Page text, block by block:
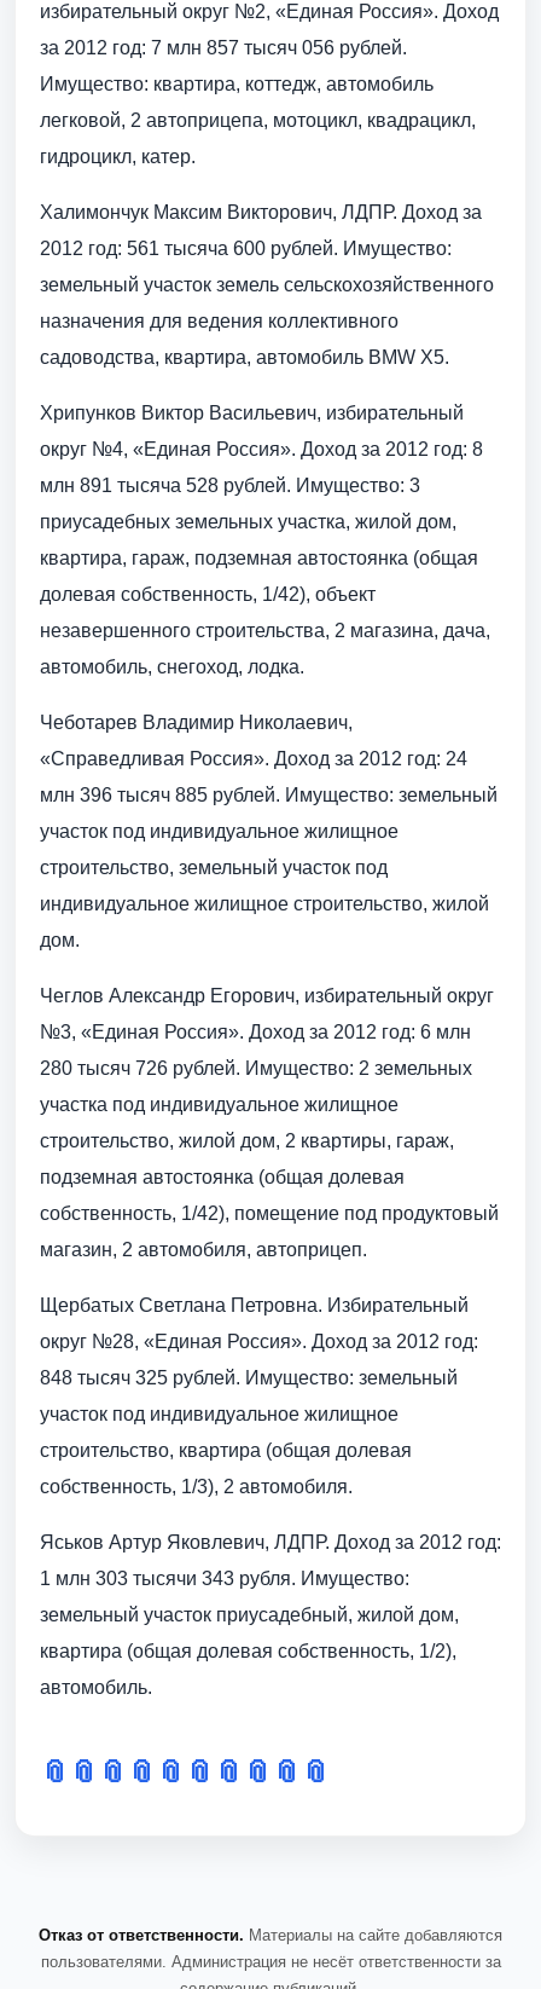
избирательный округ №2, «Единая Россия». Доход
за 2012 год: 7 млн 857 тысяч 056 рублей.
Имущество: квартира, коттедж, автомобиль
легковой, 2 автоприцепа, мотоцикл, квадрацикл,
гидроцикл, катер.
Халимончук Максим Викторович, ЛДПР. Доход за
2012 год: 561 тысяча 600 рублей. Имущество:
земельный участок земель сельскохозяйственного
назначения для ведения коллективного
садоводства, квартира, автомобиль BMW X5.
Хрипунков Виктор Васильевич, избирательный
округ №4, «Единая Россия». Доход за 2012 год: 8
млн 891 тысяча 528 рублей. Имущество: 3
приусадебных земельных участка, жилой дом,
квартира, гараж, подземная автостоянка (общая
долевая собственность, 1/42), объект
незавершенного строительства, 2 магазина, дача,
автомобиль, снегоход, лодка.
Чеботарев Владимир Николаевич,
«Справедливая Россия». Доход за 2012 год: 24
млн 396 тысяч 885 рублей. Имущество: земельный
участок под индивидуальное жилищное
строительство, земельный участок под
индивидуальное жилищное строительство, жилой
дом.
Чеглов Александр Егорович, избирательный округ
№3, «Единая Россия». Доход за 2012 год: 6 млн
280 тысяч 726 рублей. Имущество: 2 земельных
участка под индивидуальное жилищное
строительство, жилой дом, 2 квартиры, гараж,
подземная автостоянка (общая долевая
собственность, 1/42), помещение под продуктовый
магазин, 2 автомобиля, автоприцеп.
Щербатых Светлана Петровна. Избирательный
округ №28, «Единая Россия». Доход за 2012 год:
848 тысяч 325 рублей. Имущество: земельный
участок под индивидуальное жилищное
строительство, квартира (общая долевая
собственность, 1/3), 2 автомобиля.
Яськов Артур Яковлевич, ЛДПР. Доход за 2012 год:
1 млн 303 тысячи 343 рубля. Имущество:
земельный участок приусадебный, жилой дом,
квартира (общая долевая собственность, 1/2),
автомобиль.
📎 📎 📎 📎 📎 📎 📎 📎 📎 📎
Отказ от ответственности. Материалы на сайте добавляются
пользователями. Администрация не несёт ответственности за